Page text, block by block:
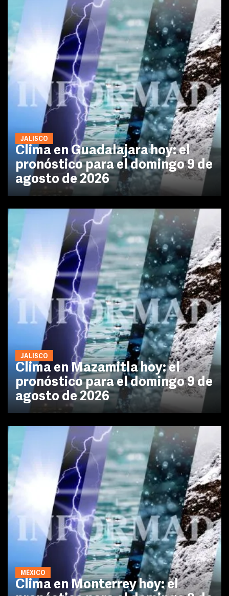
JALISCO
Clima en Guadalajara hoy: el
pronóstico para el domingo 9 de
agosto de 2026
JALISCO
Clima en Mazamitla hoy: el
pronóstico para el domingo 9 de
agosto de 2026
MÉXICO
Clima en Monterrey hoy: el